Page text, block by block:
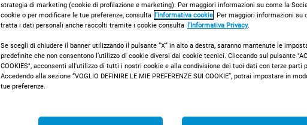
Caratteristiche
installazione
profilati
e maggiore
all’interno
potenziata.
strategia di marketing (cookie di profilazione e marketing). Per maggiori informazioni su come la
cookie o per modificare le tue preferenze, consulta l’informativa cookie. Per maggiori informazioni su
tratta i dati personali anche raccolti tramite i cookie consulta l’Informativa Privacy.
Se scegli di chiudere il banner utilizzando il pulsante “X” in alto a destra, saranno mantenute le
predefinite che non consentono l’utilizzo di cookie diversi dai cookie tecnici. Cliccando sul pulsante
COOKIES", acconsenti all'utilizzo di tutti i nostri cookie e alla condivisione dei tuoi dati con terze parti
Accedendo alla sezione “VOGLIO DEFINIRE LE MIE PREFERENZE SUI COOKIE”, potrai impostare in
tue preferenze.